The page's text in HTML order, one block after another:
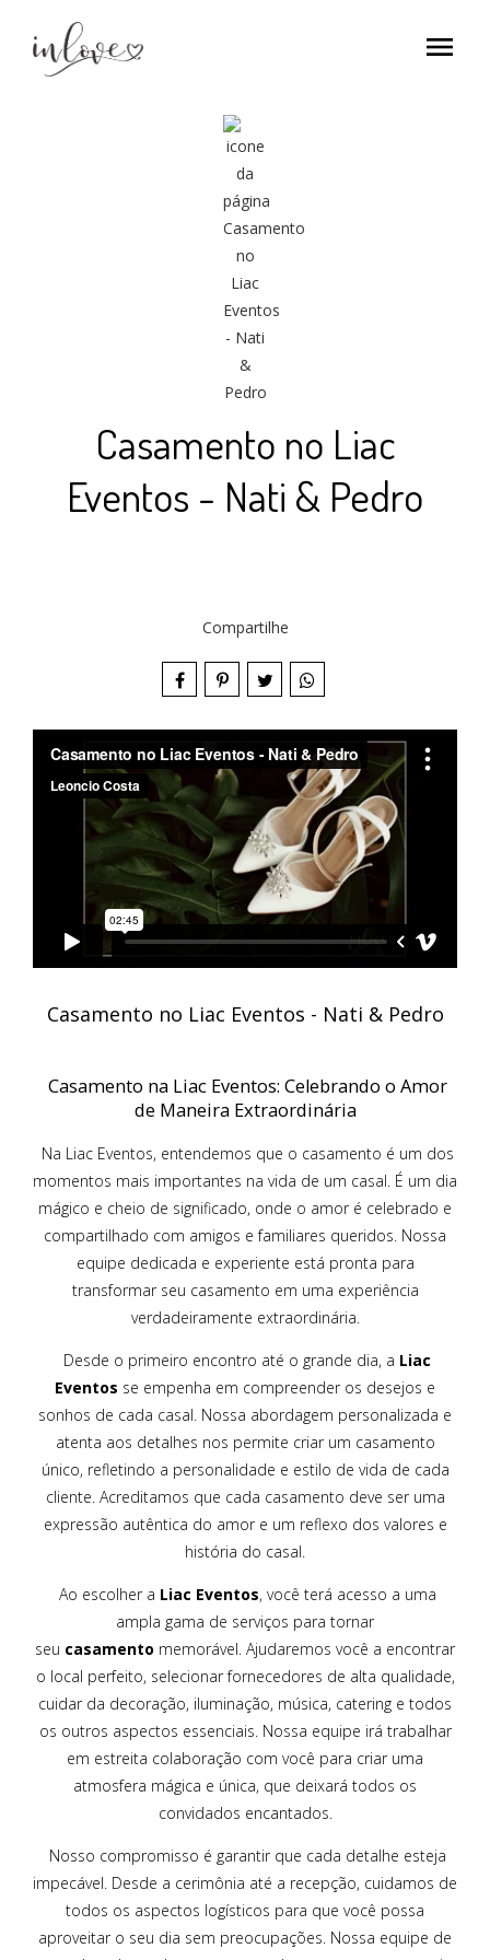
menu
Casamento no Liac
Eventos - Nati & Pedro
Compartilhe
Casamento no Liac Eventos - Nati & Pedro
Casamento na Liac Eventos: Celebrando o Amor
de Maneira Extraordinária
Na Liac Eventos, entendemos que o casamento é um dos
momentos mais importantes na vida de um casal. É um dia
mágico e cheio de significado, onde o amor é celebrado e
compartilhado com amigos e familiares queridos. Nossa
equipe dedicada e experiente está pronta para
transformar seu casamento em uma experiência
verdadeiramente extraordinária.
Desde o primeiro encontro até o grande dia, a Liac
Eventos se empenha em compreender os desejos e
sonhos de cada casal. Nossa abordagem personalizada e
atenta aos detalhes nos permite criar um casamento
único, refletindo a personalidade e estilo de vida de cada
cliente. Acreditamos que cada casamento deve ser uma
expressão autêntica do amor e um reflexo dos valores e
história do casal.
Ao escolher a Liac Eventos, você terá acesso a uma
ampla gama de serviços para tornar
seu casamento memorável. Ajudaremos você a encontrar
o local perfeito, selecionar fornecedores de alta qualidade,
cuidar da decoração, iluminação, música, catering e todos
os outros aspectos essenciais. Nossa equipe irá trabalhar
em estreita colaboração com você para criar uma
atmosfera mágica e única, que deixará todos os
convidados encantados.
Nosso compromisso é garantir que cada detalhe esteja
impecável. Desde a cerimônia até a recepção, cuidamos de
todos os aspectos logísticos para que você possa
aproveitar o seu dia sem preocupações. Nossa equipe de